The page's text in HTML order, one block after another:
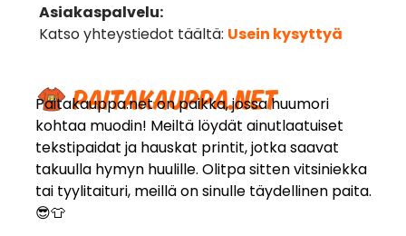
Paitakauppa.net on paikka, jossa huumori
kohtaa muodin! Meiltä löydät ainutlaatuiset
tekstipaidat ja hauskat printit, jotka saavat
takuulla hymyn huulille. Olitpa sitten vitsiniekka
tai tyylitaituri, meillä on sinulle täydellinen paita.
😎👕
Asiakaspalvelu:
Katso yhteystiedot täältä: Usein kysyttyä